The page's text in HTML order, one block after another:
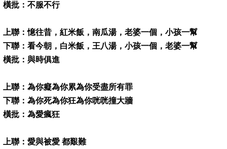
橫批：不服不行
上聯：憶往昔，紅米飯，南瓜湯，老婆一個，小孩一幫
下聯：看今朝，白米飯，王八湯，小孩一個，老婆一幫
橫批：與時俱進
上聯：為你癡為你累為你受盡所有罪
下聯：為你死為你狂為你咣咣撞大牆
橫批：為愛瘋狂
上聯：愛與被愛 都艱難